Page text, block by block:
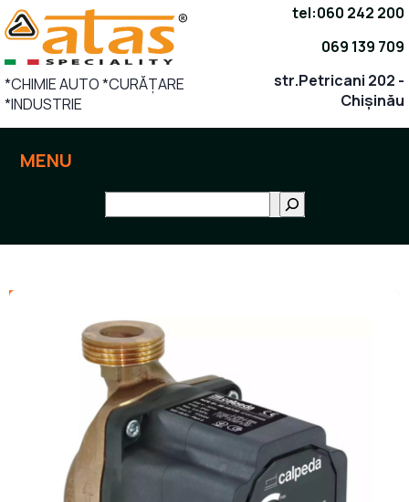
Sari
la
conținut
*CHIMIE AUTO *CURĂȚARE
*INDUSTRIE
tel:060 242 200
069 139 709
str.Petricani 202 -
Chișinău
MENU